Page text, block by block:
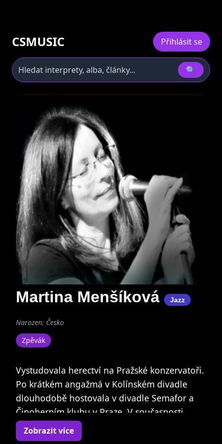
CSMUSIC Přihlásit se
🔍
Martina Menšíková Jazz
Narozen: Česko
Zpěvák
Vystudovala herectví na Pražské konzervatoři.
Po krátkém angažmá v Kolínském divadle
dlouhodobě hostovala v divadle Semafor a
Činoherním klubu v Praze. V současnosti
hraje v Divadle na Jezerce.
Hrála v TV filmu Nesmluvená setkání (hl.ž.
Zobrazit více